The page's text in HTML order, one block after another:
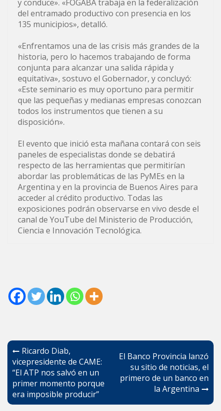
y conduce». «FOGABA trabaja en la federalización
del entramado productivo con presencia en los
135 municipios», detalló.
«Enfrentamos una de las crisis más grandes de la
historia, pero lo hacemos trabajando de forma
conjunta para alcanzar una salida rápida y
equitativa», sostuvo el Gobernador, y concluyó:
«Este seminario es muy oportuno para permitir
que las pequeñas y medianas empresas conozcan
todos los instrumentos que tienen a su
disposición».
El evento que inició esta mañana contará con seis
paneles de especialistas donde se debatirá
respecto de las herramientas que permitirían
abordar las problemáticas de las PyMEs en la
Argentina y en la provincia de Buenos Aires para
acceder al crédito productivo. Todas las
exposiciones podrán observarse en vivo desde el
canal de YouTube del Ministerio de Producción,
Ciencia e Innovación Tecnológica.
Navegación
de
entradas
Ricardo Diab,
vicepresidente de CAME:
“El ATP nos salvó en un
primer momento porque
era imposible producir”
El Banco Provincia lanzó
su sitio de noticias, el
primero de un banco en
la Argentina